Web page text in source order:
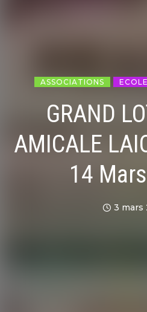
ASSOCIATIONS ECOLE
GRAND
AMICALE
14
3 mars